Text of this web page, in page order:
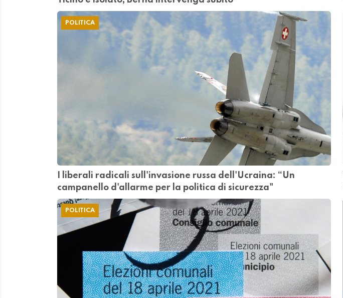
POLITICA
I liberali radicali sull'invasione russa dell'Ucraina: “Un
campanello d'allarme per la politica di sicurezza"
POLITICA